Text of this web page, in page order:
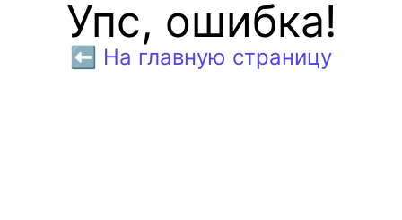
Упс, ошибка!
⬅️ На главную страницу